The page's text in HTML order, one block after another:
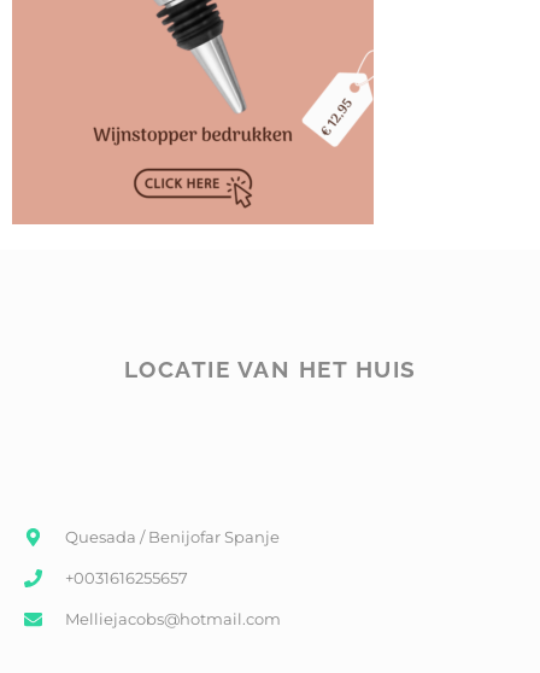
LOCATIE VAN HET HUIS
Quesada / Benijofar Spanje
+0031616255657
Melliejacobs@hotmail.com